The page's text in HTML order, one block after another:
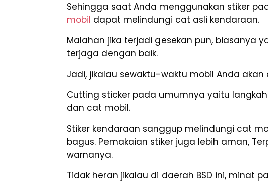
Sehingga saat Anda menggunakan stiker
mobil dapat melindungi cat asli kendaraan.
Malahan jika terjadi gesekan pun, biasanya
terjaga dengan baik.
Jadi, jikalau sewaktu-waktu mobil Anda
Cutting sticker pada umumnya yaitu
dan cat mobil.
Stiker kendaraan sanggup melindungi cat
bagus. Pemakaian stiker juga lebih aman,
warnanya.
Tidak heran jikalau di daerah BSD ini, minat